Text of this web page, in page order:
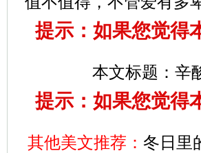
提示：如果您觉得
本文标题： 辛
提示：如果您觉得
其他美文推荐： 冬日里